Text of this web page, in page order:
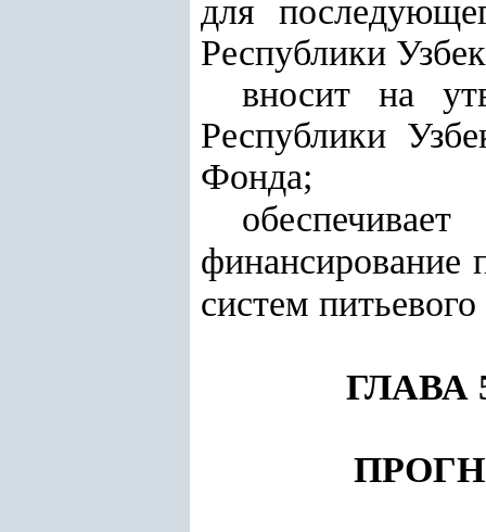
для
Республики
вносит на
Республики
Фонда;
финансирование
систем
ГЛАВА